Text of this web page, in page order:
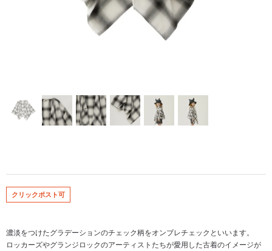
クリックポスト可
濃淡をつけたグラデーションのチェック柄をオンブレチェックといいます。
ロッカーズやグランジロックのアーティストたちが愛用した古着のイメージが